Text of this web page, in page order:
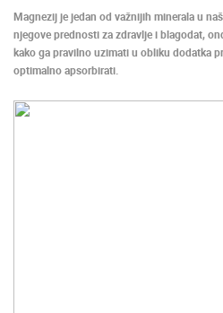
HRVATSKI
Magnezij je jedan od važnijih minerala u
njegove prednosti za zdravlje i blagodat,
kako ga pravilno uzimati u obliku dodatka
optimalno apsorbirati.